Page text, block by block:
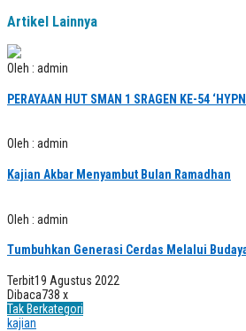
Artikel Lainnya
Oleh : admin
PERAYAAN HUT SMAN 1 SRAGEN KE-54
Oleh : admin
Kajian Akbar Menyambut Bulan Ramadhan
Oleh : admin
Tumbuhkan Generasi Cerdas Melalui
Terbit19 Agustus 2022
Dibaca738 x
Tak Berkategori
kajian